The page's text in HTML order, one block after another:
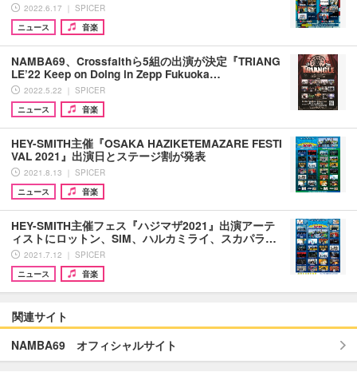
2022.6.17 ｜ SPICER
ニュース
音楽
NAMBA69、Crossfaithら5組の出演が決定『TRIANG
LE’22 Keep on Doing in Zepp Fukuoka…
2022.5.22 ｜ SPICER
ニュース
音楽
HEY-SMITH主催『OSAKA HAZIKETEMAZARE FESTI
VAL 2021』出演日とステージ割が発表
2021.8.13 ｜ SPICER
ニュース
音楽
HEY-SMITH主催フェス『ハジマザ2021』出演アーテ
ィストにロットン、SiM、ハルカミライ、スカパラ…
2021.7.12 ｜ SPICER
ニュース
音楽
関連サイト
NAMBA69 オフィシャルサイト